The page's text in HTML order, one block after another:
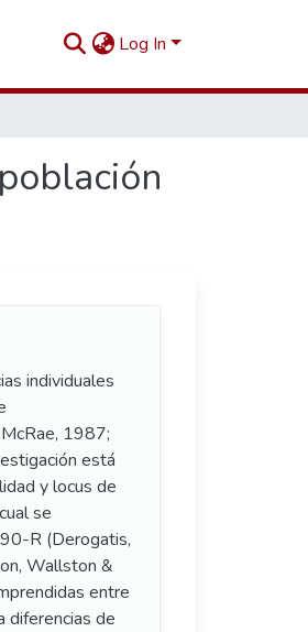
Log In
individuales
1987;
está
y locus de
se
R (Derogatis,
Wallston &
entre
diferencias de